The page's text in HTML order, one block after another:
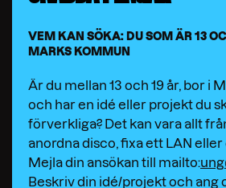
VEM KAN SÖKA: DU SOM ÄR 13
MARKS KOMMUN
Är du mellan 13 och 19 år, bor i
och har en idé eller projekt du
förverkliga? Det kan vara allt
anordna disco, fixa ett LAN
Mejla din ansökan till mailto:
Beskriv din idé/projekt och ang